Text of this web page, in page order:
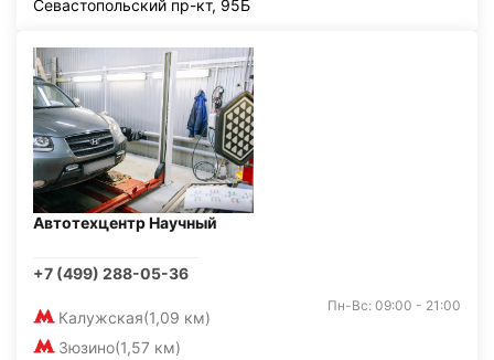
Севастопольский пр-кт, 95Б
Автотехцентр Научный
+7 (499) 288-05-36
Калужская(1,09 км)
Зюзино(1,57 км)
Пн-Вс: 09:00 - 21:00